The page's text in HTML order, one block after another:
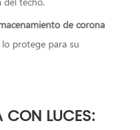
del techo.
de corona
protege para su
CON LUCES: